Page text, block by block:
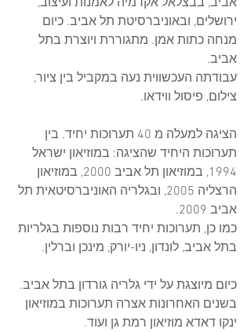
אביב, בבצלאל אקדמיה לאמנות ועיצוב,
ירושלים, ובאוניברסיטת תל אביב. כיום
מנחה כתות אמן. מתגוררת ויוצרת בתל
אביב.
עבודתה העכשווית נעה במקביל בין ציור,
צילום, פיסול ווידאו.
הציגה למעלה מ 40 תערוכות יחיד. בין
תערוכות היחיד שהציגה: במוזיאון ישראל
1994, במוזיאון תל אביב 2000, במוזיאון
הרצליה 2005, ובגלריה האוניברסיטאית תל
אביב 2009.
כמו כן, תערוכות יחיד רבות נוספות בגלריות
בתל אביב, לונדון, ניו-יורק, מינכן וברלין.
כיום מיוצגת על ידי גלריה גורדון בתל אביב.
בשנים האחרונות אצרה תערוכות במוזיאון
ינקו דאדא מוזיאון רמת גן ועוד.